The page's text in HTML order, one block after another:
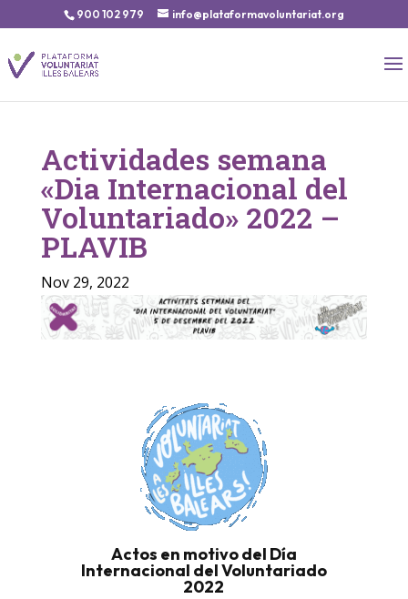
900 102 979 info@plataformavoluntariat.org
Actividades semana
«Dia Internacional del
Voluntariado» 2022 –
PLAVIB
Nov 29, 2022
Actos en motivo del Día
Internacional del Voluntariado
2022